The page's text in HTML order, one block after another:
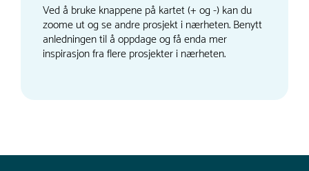
Ved å bruke knappene på kartet (+ og -) kan du
zoome ut og se andre prosjekt i nærheten. Benytt
anledningen til å oppdage og få enda mer
inspirasjon fra flere prosjekter i nærheten.